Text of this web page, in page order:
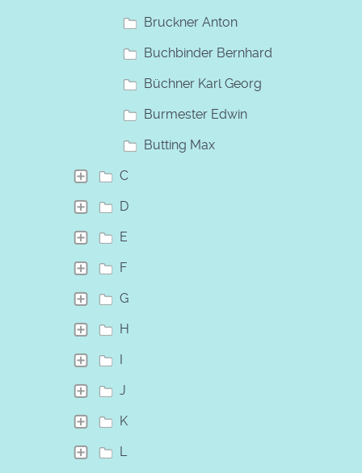
Bruckner Anton
Buchbinder Bernhard
Büchner Karl Georg
Burmester Edwin
Butting Max
C
D
E
F
G
H
I
J
K
L